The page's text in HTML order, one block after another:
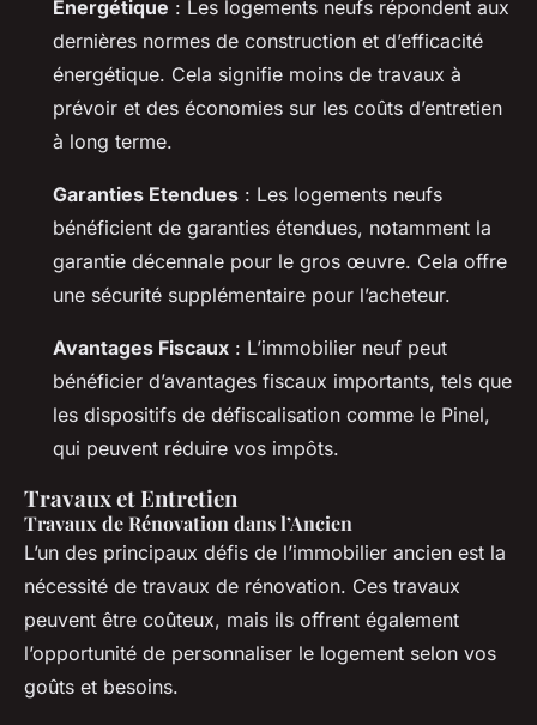
Énergétique : Les logements neufs répondent aux
dernières normes de construction et d’efficacité
énergétique. Cela signifie moins de travaux à
prévoir et des économies sur les coûts d’entretien
à long terme.
Garanties Etendues : Les logements neufs
bénéficient de garanties étendues, notamment la
garantie décennale pour le gros œuvre. Cela offre
une sécurité supplémentaire pour l’acheteur.
Avantages Fiscaux : L’immobilier neuf peut
bénéficier d’avantages fiscaux importants, tels que
les dispositifs de défiscalisation comme le Pinel,
qui peuvent réduire vos impôts.
Travaux et Entretien
Travaux de Rénovation dans l’Ancien
L’un des principaux défis de l’immobilier ancien est la
nécessité de travaux de rénovation. Ces travaux
peuvent être coûteux, mais ils offrent également
l’opportunité de personnaliser le logement selon vos
goûts et besoins.